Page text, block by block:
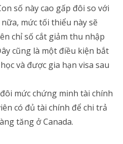
số này cao gấp đôi so với
mức tối thiểu này sẽ
chỉ số cắt giảm thu nhập
cũng là một điều kiện bắt
và được gia hạn visa sau
mức chứng minh tài chính
có đủ tài chính để chi trả
tăng ở Canada.